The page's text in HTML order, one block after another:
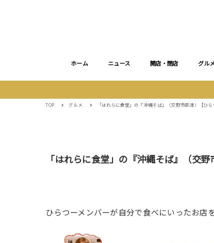
ホーム ニュース 開店・閉店 グル
TOP グルメ 「はれらに食堂」の『沖縄そば』（交野市郡津）【ひら
「はれらに食堂」の『沖縄そば』（交野
ひらつーメンバーが自分で食べにいったお店